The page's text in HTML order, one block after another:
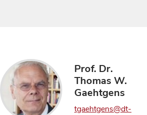
Prof. Dr.
Thomas W.
Gaehtgens
tgaehtgens@dt-